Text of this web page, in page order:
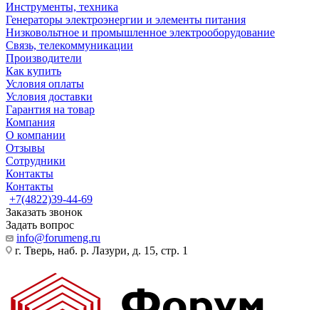
Инструменты, техника
Генераторы электроэнергии и элементы питания
Низковольтное и промышленное электрооборудование
Связь, телекоммуникации
Производители
Как купить
Условия оплаты
Условия доставки
Гарантия на товар
Компания
О компании
Отзывы
Сотрудники
Контакты
Контакты
+7(4822)39-44-69
Заказать звонок
Задать вопрос
info@forumeng.ru
г. Тверь, наб. р. Лазури, д. 15, стр. 1